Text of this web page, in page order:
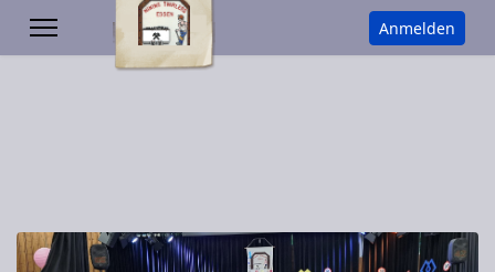
Anmelden